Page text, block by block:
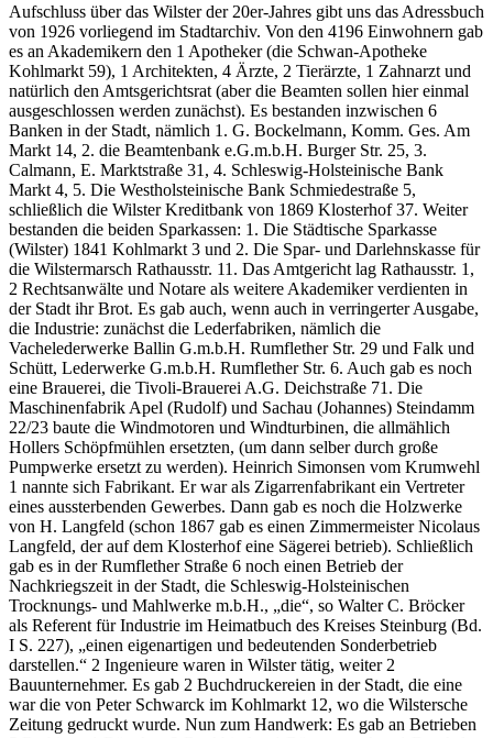
Aufschluss über das Wilster der 20er-Jahres gibt uns das Adressbuch
von 1926 vorliegend im Stadtarchiv. Von den 4196 Einwohnern gab
es an Akademikern den 1 Apotheker (die Schwan-Apotheke
Kohlmarkt 59), 1 Architekten, 4 Ärzte, 2 Tierärzte, 1 Zahnarzt und
natürlich den Amtsgerichtsrat (aber die Beamten sollen hier einmal
ausgeschlossen werden zunächst). Es bestanden inzwischen 6
Banken in der Stadt, nämlich 1. G. Bockelmann, Komm. Ges. Am
Markt 14, 2. die Beamtenbank e.G.m.b.H. Burger Str. 25, 3.
Calmann, E. Marktstraße 31, 4. Schleswig-Holsteinische Bank
Markt 4, 5. Die Westholsteinische Bank Schmiedestraße 5,
schließlich die Wilster Kreditbank von 1869 Klosterhof 37. Weiter
bestanden die beiden Sparkassen: 1. Die Städtische Sparkasse
(Wilster) 1841 Kohlmarkt 3 und 2. Die Spar- und Darlehnskasse für
die Wilstermarsch Rathausstr. 11. Das Amtgericht lag Rathausstr. 1,
2 Rechtsanwälte und Notare als weitere Akademiker verdienten in
der Stadt ihr Brot. Es gab auch, wenn auch in verringerter Ausgabe,
die Industrie: zunächst die Lederfabriken, nämlich die
Vachelederwerke Ballin G.m.b.H. Rumflether Str. 29 und Falk und
Schütt, Lederwerke G.m.b.H. Rumflether Str. 6. Auch gab es noch
eine Brauerei, die Tivoli-Brauerei A.G. Deichstraße 71. Die
Maschinenfabrik Apel (Rudolf) und Sachau (Johannes) Steindamm
22/23 baute die Windmotoren und Windturbinen, die allmählich
Hollers Schöpfmühlen ersetzten, (um dann selber durch große
Pumpwerke ersetzt zu werden). Heinrich Simonsen vom Krumwehl
1 nannte sich Fabrikant. Er war als Zigarrenfabrikant ein Vertreter
eines aussterbenden Gewerbes. Dann gab es noch die Holzwerke
von H. Langfeld (schon 1867 gab es einen Zimmermeister Nicolaus
Langfeld, der auf dem Klosterhof eine Sägerei betrieb). Schließlich
gab es in der Rumflether Straße 6 noch einen Betrieb der
Nachkriegszeit in der Stadt, die Schleswig-Holsteinischen
Trocknungs- und Mahlwerke m.b.H., „die“, so Walter C. Bröcker
als Referent für Industrie im Heimatbuch des Kreises Steinburg (Bd.
I S. 227), „einen eigenartigen und bedeutenden Sonderbetrieb
darstellen.“ 2 Ingenieure waren in Wilster tätig, weiter 2
Bauunternehmer. Es gab 2 Buchdruckereien in der Stadt, die eine
war die von Peter Schwarck im Kohlmarkt 12, wo die Wilstersche
Zeitung gedruckt wurde. Nun zum Handwerk: Es gab an Betrieben